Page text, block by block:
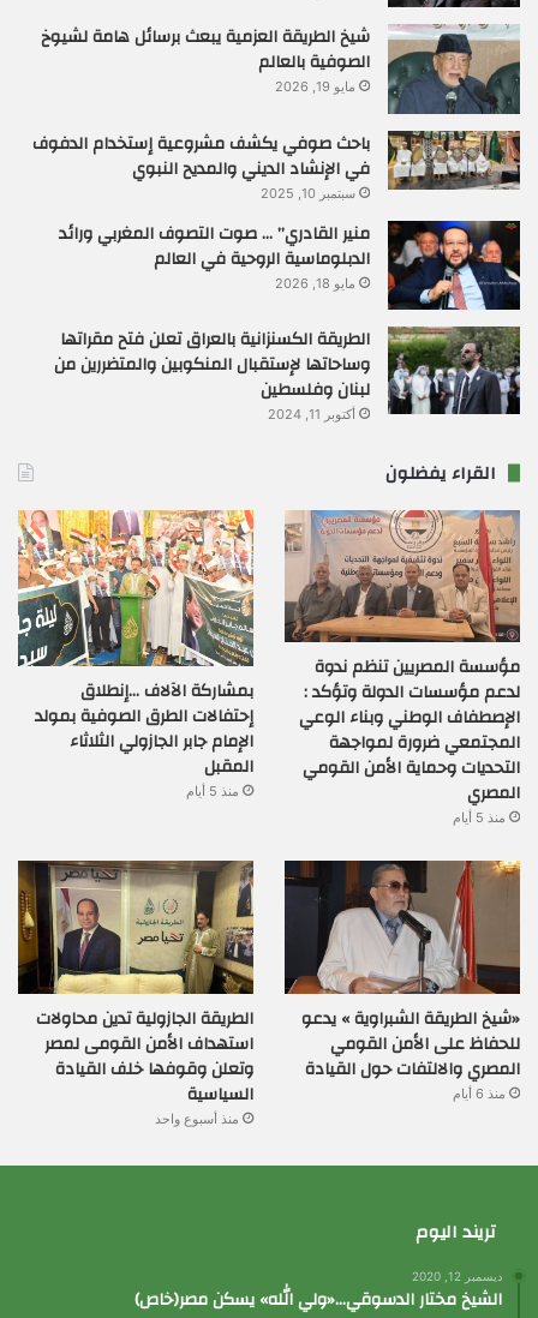
شيخ الطريقة العزمية يبعث برسائل هامة لشيوخ
الصوفية بالعالم
مايو 19, 2026
باحث صوفي يكشف مشروعية إستخدام الدفوف
في الإنشاد الديني والمديح النبوي
سبتمبر 10, 2025
منير القادري” … صوت التصوف المغربي ورائد
الدبلوماسية الروحية في العالم
مايو 18, 2026
الطريقة الكسنزانية بالعراق تعلن فتح مقراتها
وساحاتها لإستقبال المنكوبين والمتضررين من
لبنان وفلسطين
أكتوبر 11, 2024
القراء يفضلون
مؤسسة المصريين تنظم ندوة
لدعم مؤسسات الدولة وتؤكد :
الإصطفاف الوطني وبناء الوعي
المجتمعي ضرورة لمواجهة
التحديات وحماية الأمن القومي
المصري
منذ 5 أيام
بمشاركة الآلاف …إنطلاق
إحتفالات الطرق الصوفية بمولد
الإمام جابر الجازولي الثلاثاء
المقبل
منذ 5 أيام
«شيخ الطريقة الشبراوية » يدعو
للحفاظ على الأمن القومي
المصري والالتفات حول القيادة
منذ 6 أيام
الطريقة الجازولية تدين محاولات
استهداف الأمن القومى لمصر
وتعلن وقوفها خلف القيادة
السياسية
منذ أسبوع واحد
تريند اليوم
ديسمبر 12, 2020
الشيخ مختار الدسوقي…«ولي الله» يسكن مصر(خاص)